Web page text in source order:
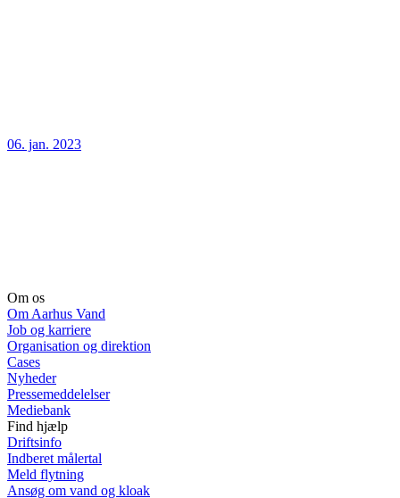
06. jan. 2023
Om os
Om Aarhus Vand
Job og karriere
Organisation og direktion
Cases
Nyheder
Pressemeddelelser
Mediebank
Find hjælp
Driftsinfo
Indberet målertal
Meld flytning
Ansøg om vand og kloak